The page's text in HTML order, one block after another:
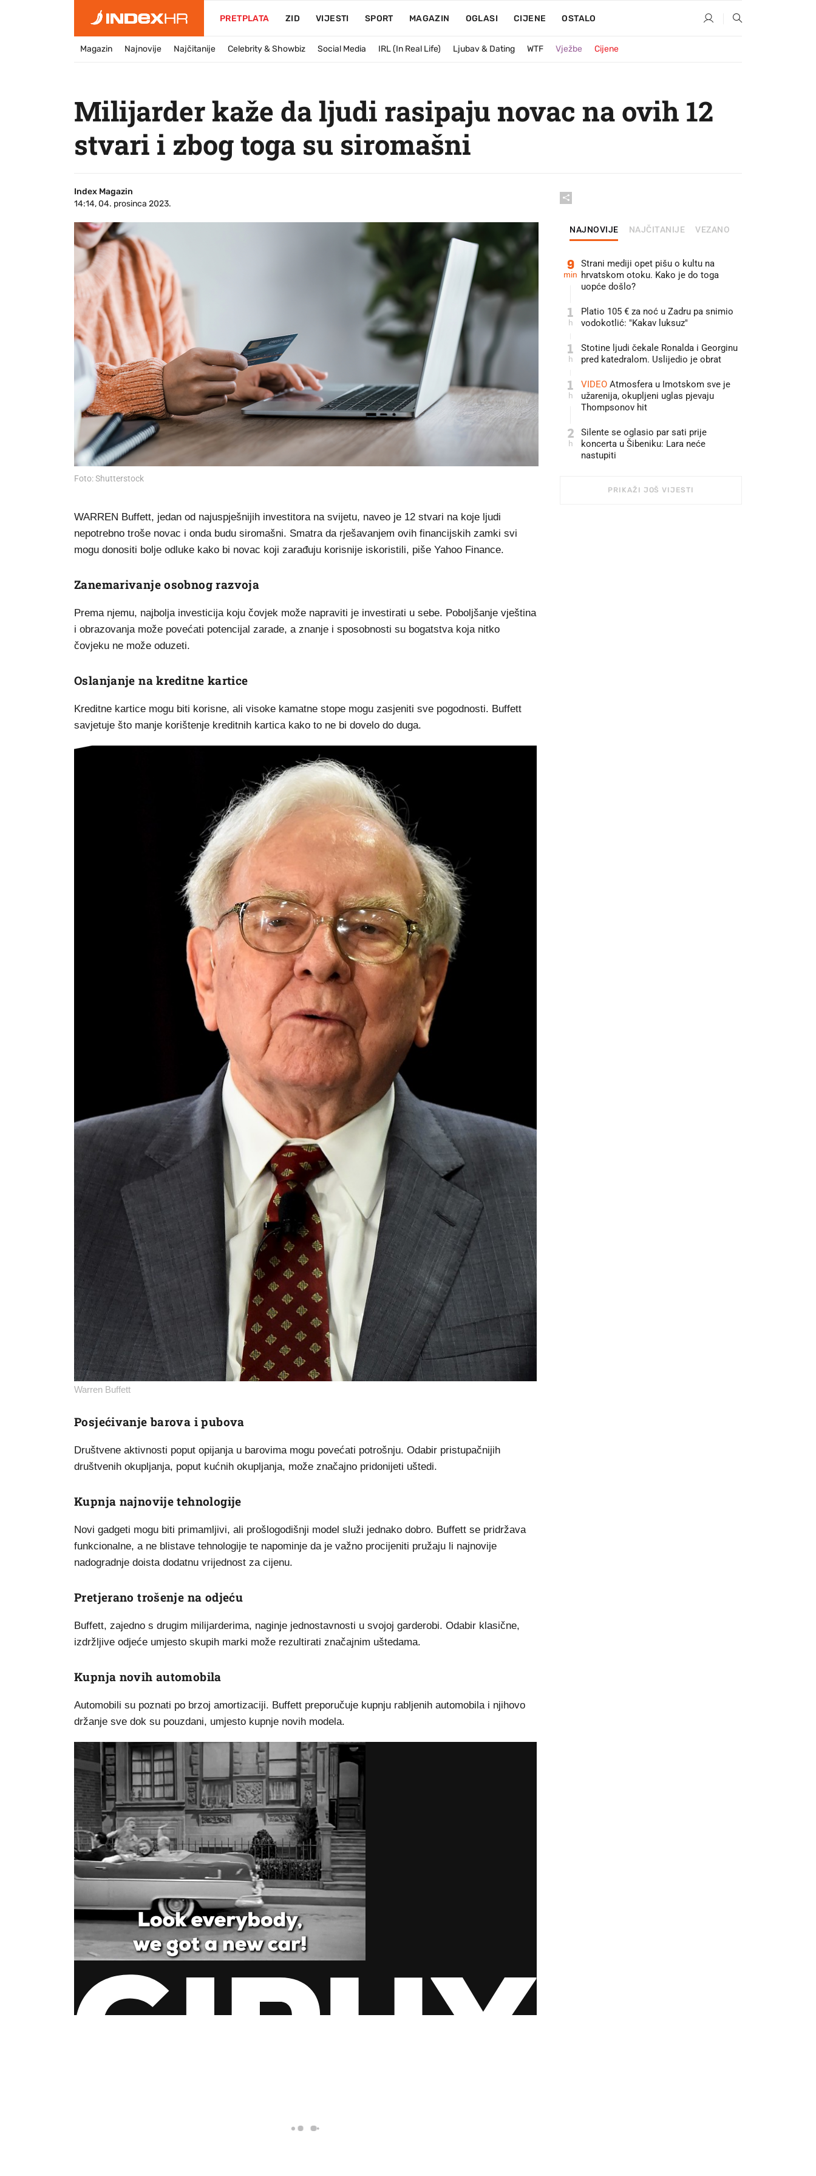
PRETPLATA ZID VIJESTI SPORT MAGAZIN OGLASI CIJENE OSTALO
Magazin Najnovije Najčitanije Celebrity & Showbiz Social Media IRL (In Real Life) Ljubav & Dating WTF Vježbe Cijene
Milijarder kaže da ljudi rasipaju novac na ovih 12
stvari i zbog toga su siromašni
Index Magazin
14:14, 04. prosinca 2023.
Foto: Shutterstock
WARREN Buffett, jedan od najuspješnijih investitora na svijetu, naveo je 12 stvari na koje ljudi
nepotrebno troše novac i onda budu siromašni. Smatra da rješavanjem ovih financijskih zamki svi
mogu donositi bolje odluke kako bi novac koji zarađuju korisnije iskoristili, piše Yahoo Finance.
Zanemarivanje osobnog razvoja
Prema njemu, najbolja investicija koju čovjek može napraviti je investirati u sebe. Poboljšanje vještina
i obrazovanja može povećati potencijal zarade, a znanje i sposobnosti su bogatstva koja nitko
čovjeku ne može oduzeti.
Oslanjanje na kreditne kartice
Kreditne kartice mogu biti korisne, ali visoke kamatne stope mogu zasjeniti sve pogodnosti. Buffett
savjetuje što manje korištenje kreditnih kartica kako to ne bi dovelo do duga.
Warren Buffett
Posjećivanje barova i pubova
Društvene aktivnosti poput opijanja u barovima mogu povećati potrošnju. Odabir pristupačnijih
društvenih okupljanja, poput kućnih okupljanja, može značajno pridonijeti uštedi.
Kupnja najnovije tehnologije
Novi gadgeti mogu biti primamljivi, ali prošlogodišnji model služi jednako dobro. Buffett se pridržava
funkcionalne, a ne blistave tehnologije te napominje da je važno procijeniti pružaju li najnovije
nadogradnje doista dodatnu vrijednost za cijenu.
Pretjerano trošenje na odjeću
Buffett, zajedno s drugim milijarderima, naginje jednostavnosti u svojoj garderobi. Odabir klasične,
izdržljive odjeće umjesto skupih marki može rezultirati značajnim uštedama.
Kupnja novih automobila
Automobili su poznati po brzoj amortizaciji. Buffett preporučuje kupnju rabljenih automobila i njihovo
držanje sve dok su pouzdani, umjesto kupnje novih modela.
NAJNOVIJE NAJČITANIJE VEZANO
9
min
Strani mediji opet pišu o kultu na
hrvatskom otoku. Kako je do toga
uopće došlo?
1
h
Platio 105 € za noć u Zadru pa snimio
vodokotlić: "Kakav luksuz"
1
h
Stotine ljudi čekale Ronalda i Georginu
pred katedralom. Uslijedio je obrat
1
h
VIDEO Atmosfera u Imotskom sve je
užarenija, okupljeni uglas pjevaju
Thompsonov hit
2
h
Silente se oglasio par sati prije
koncerta u Šibeniku: Lara neće
nastupiti
PRIKAŽI JOŠ VIJESTI